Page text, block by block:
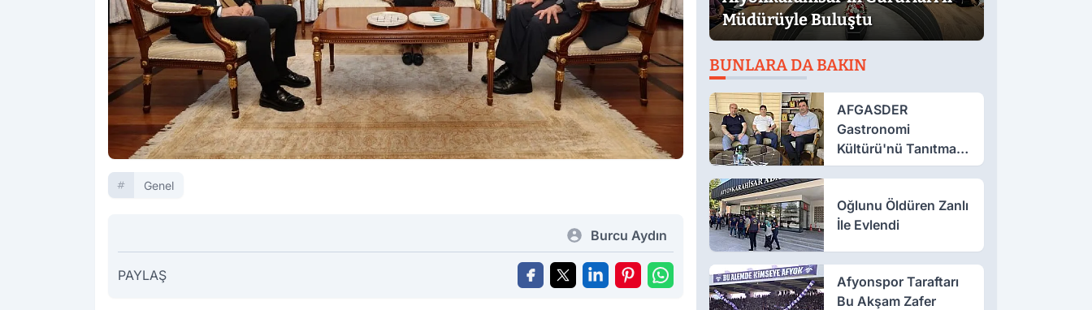
Genel
Burcu Aydın
PAYLAŞ
Müdürüyle Buluştu
BUNLARA DA BAKIN
AFGASDER
Gastronomi
Kültürü'nü Tanıtmak
İçin Çalışıyor
Oğlunu Öldüren Zanlı
İle Evlendi
Afyonspor Taraftarı
Bu Akşam Zafer